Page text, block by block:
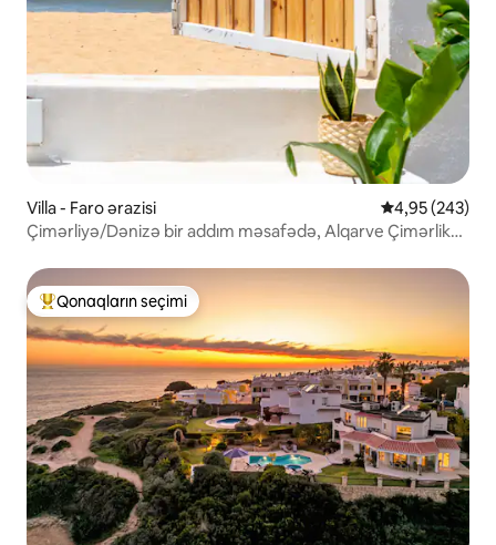
Villa - Faro ərazisi Ortalama
4,95 (243)
Çimərliyə/Dənizə bir addım məsafədə, Alqarve Çimərlik
Populyar "Qonaqların seçimi"
Qonaqların seçimi